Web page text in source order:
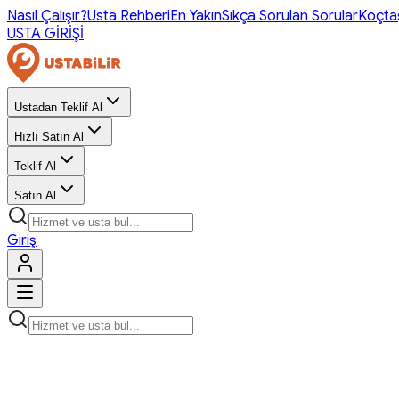
Nasıl Çalışır?Usta RehberiEn YakınSıkça Sorulan Sorular
USTA GİRİŞİ
Ustadan Teklif Al
Hızlı Satın Al
Teklif Al
Satın Al
Giriş